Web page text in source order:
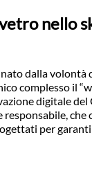
nello
dalla volontà
complesso il
digitale del
responsabile, che
per